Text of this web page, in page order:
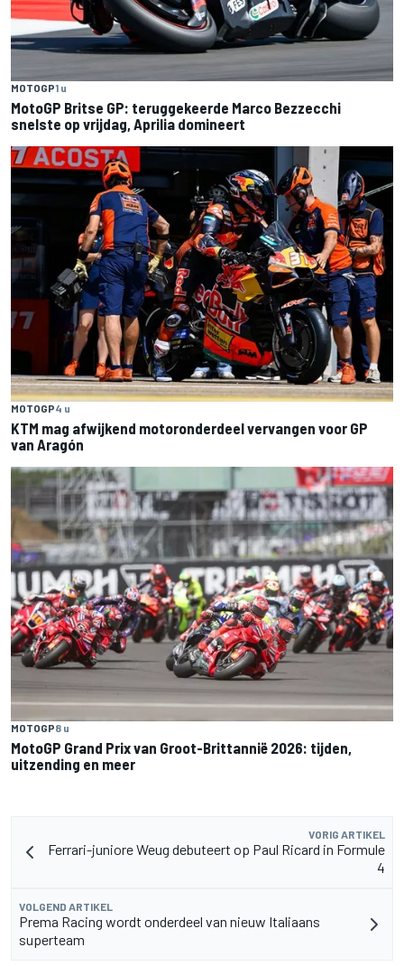
MOTOGP1 u
MotoGP Britse GP: teruggekeerde Marco Bezzecchi
snelste op vrijdag, Aprilia domineert
MOTOGP4 u
KTM mag afwijkend motoronderdeel vervangen voor GP
van Aragón
MOTOGP8 u
MotoGP Grand Prix van Groot-Brittannië 2026: tijden,
uitzending en meer
VORIG ARTIKEL
Ferrari-juniore Weug debuteert op Paul Ricard in Formule
4
VOLGEND ARTIKEL
Prema Racing wordt onderdeel van nieuw Italiaans
superteam